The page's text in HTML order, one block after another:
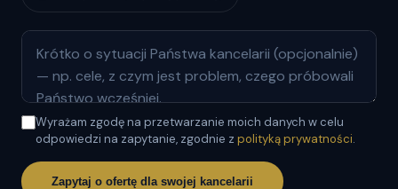
Wyrażam zgodę na przetwarzanie moich danych w celu
odpowiedzi na zapytanie, zgodnie z polityką prywatności.
Zapytaj o ofertę dla swojej kancelarii